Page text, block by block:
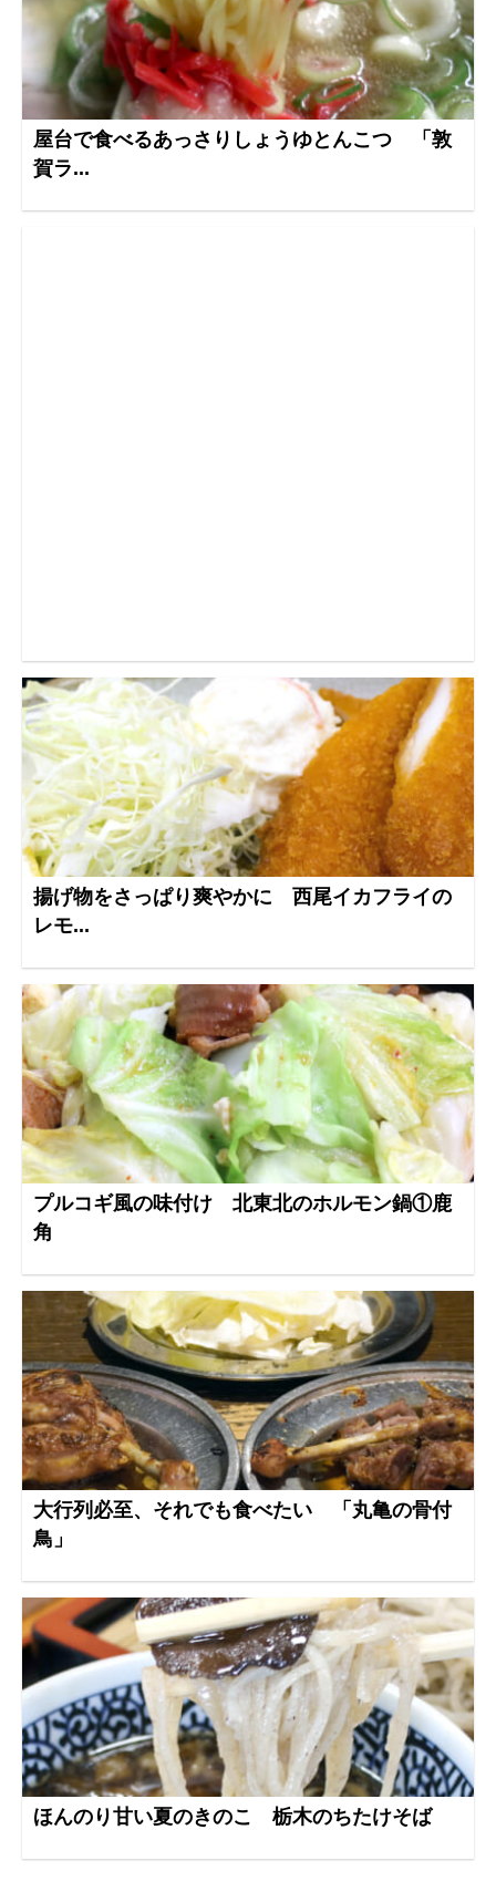
屋台で食べるあっさりしょうゆとんこつ 「敦
賀ラ...
揚げ物をさっぱり爽やかに 西尾イカフライの
レモ...
プルコギ風の味付け 北東北のホルモン鍋①鹿
角
大行列必至、それでも食べたい 「丸亀の骨付
鳥」
ほんのり甘い夏のきのこ 栃木のちたけそば